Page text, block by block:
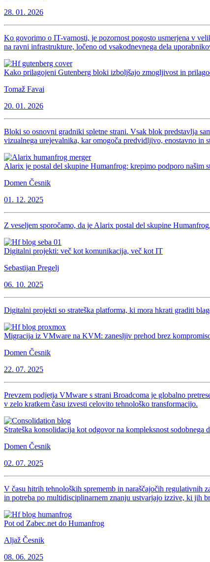
28. 01. 2026
Ko govorimo o IT-varnosti, je pozornost pogosto usmerjena v
na ravni infrastrukture, ločeno od vsakodnevnega dela
Kako prilagojeni Gutenberg bloki izboljšajo zmogljivost in
Tomaž Favai
20. 01. 2026
Bloki so osnovni gradniki spletne strani. Vsak blok predstavlja
vizualnega urejevalnika, kar omogoča predvidljivo, enostavno in
Alarix je postal del skupine Humanfrog: krepimo podporo našim
Domen Česnik
01. 12. 2025
Z veseljem sporočamo, da je Alarix postal del skupine
Digitalni projekti: več kot komunikacija, več kot IT
Sebastijan Pregelj
06. 10. 2025
Digitalni projekti so strateška platforma, ki mora hkrati graditi
Migracija iz VMware na KVM: zanesljiv prehod brez
Domen Česnik
22. 07. 2025
Prevzem podjetja VMware s strani Broadcoma je globalno
v zelo kratkem času izvesti celovito tehnološko transformacijo.
Strateška konsolidacija kot odgovor na kompleksnost sodobnega
Domen Česnik
02. 07. 2025
V času hitrih tehnoloških sprememb in naraščajočih regulativnih
in potreba po multidisciplinarnem znanju ustvarjajo izzive, ki jih
Pot od Zabec.net do Humanfrog
Aljaž Česnik
08. 06. 2025